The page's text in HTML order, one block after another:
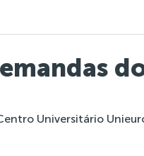
Universitário